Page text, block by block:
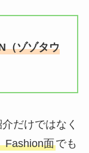
（ゾゾタウ
だけではなく
Fashion面でも